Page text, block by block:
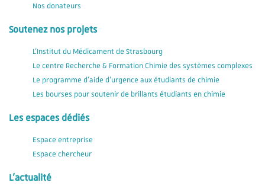
Nos donateurs
Soutenez nos projets
L'Institut du Médicament de Strasbourg
Le centre Recherche & Formation Chimie des systèmes complexes
Le programme d'aide d'urgence aux étudiants de chimie
Les bourses pour soutenir de brillants étudiants en chimie
Les espaces dédiés
Espace entreprise
Espace chercheur
L'actualité